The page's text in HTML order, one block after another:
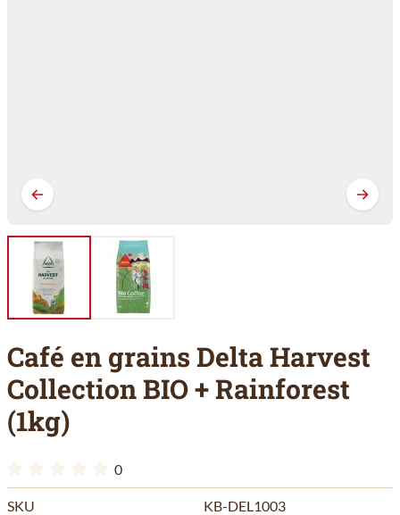
Café en grains Delta Harvest
Collection BIO + Rainforest
(1kg)
0
SKU KB-DEL1003